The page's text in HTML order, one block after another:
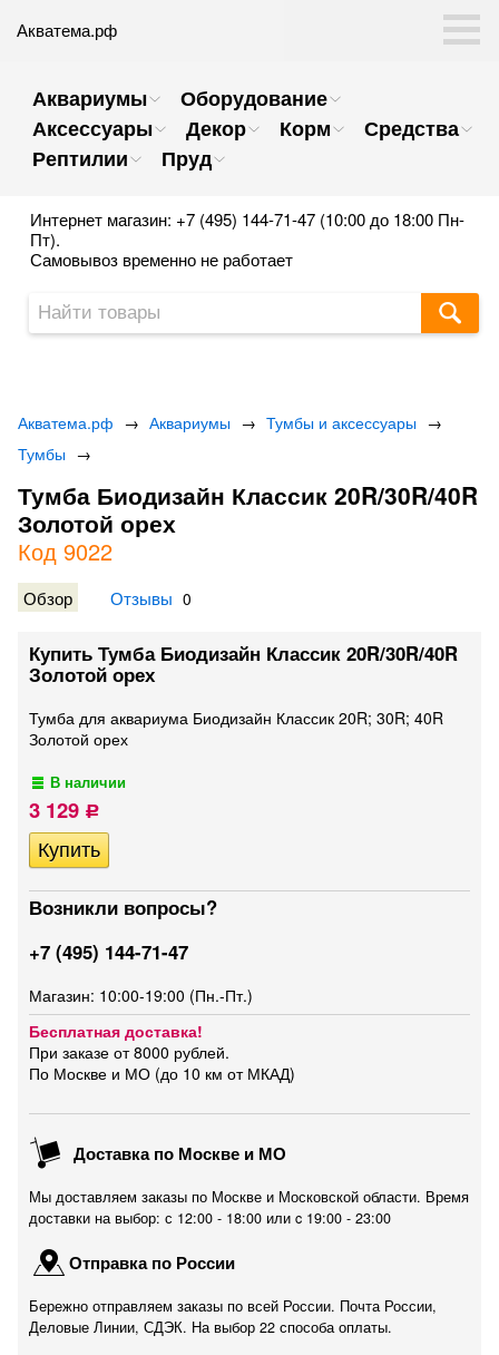
Акватема.рф
Аквариумы
Оборудование
Аксессуары
Декор Корм
Средства
Рептилии
Пруд
Интернет магазин: +7 (495) 144-71-47 (10:00 до 18:00 Пн-
Пт).
Самовывоз временно не работает
Акватема.рф → Аквариумы → Тумбы и аксессуары →
Тумбы →
Тумба Биодизайн Классик 20R/30R/40R
Золотой орех
Код 9022
Обзор Отзывы 0
Купить Тумба Биодизайн Классик 20R/30R/40R
Золотой орех
Тумба для аквариума Биодизайн Классик 20R; 30R; 40R
Золотой орех
В наличии
3 129 Р
Возникли вопросы?
+7 (495) 144-71-47
Магазин: 10:00-19:00 (Пн.-Пт.)
Бесплатная доставка!
При заказе от 8000 рублей.
По Москве и МО (до 10 км от МКАД)
Доставка по Москве и МО
Мы доставляем заказы по Москве и Московской области. Время
доставки на выбор: с 12:00 - 18:00 или c 19:00 - 23:00
Отправка по России
Бережно отправляем заказы по всей России. Почта России,
Деловые Линии, СДЭК. На выбор 22 способа оплаты.